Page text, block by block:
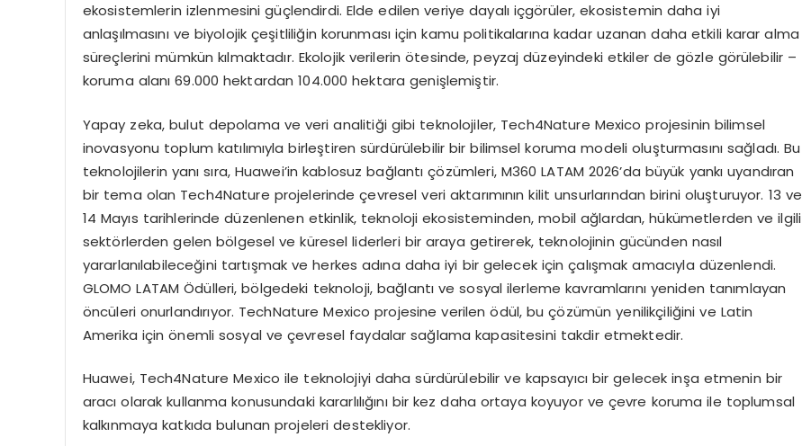
ekosistemlerin izlenmesini güçlendirdi. Elde edilen veriye dayalı içgörüler, ekosistemin daha iyi
anlaşılmasını ve biyolojik çeşitliliğin korunması için kamu politikalarına kadar uzanan daha etkili karar alma
süreçlerini mümkün kılmaktadır. Ekolojik verilerin ötesinde, peyzaj düzeyindeki etkiler de gözle görülebilir –
koruma alanı 69.000 hektardan 104.000 hektara genişlemiştir.
Yapay zeka, bulut depolama ve veri analitiği gibi teknolojiler, Tech4Nature Mexico projesinin bilimsel
inovasyonu toplum katılımıyla birleştiren sürdürülebilir bir bilimsel koruma modeli oluşturmasını sağladı. Bu
teknolojilerin yanı sıra, Huawei’in kablosuz bağlantı çözümleri, M360 LATAM 2026’da büyük yankı uyandıran
bir tema olan Tech4Nature projelerinde çevresel veri aktarımının kilit unsurlarından birini oluşturuyor. 13 ve
14 Mayıs tarihlerinde düzenlenen etkinlik, teknoloji ekosisteminden, mobil ağlardan, hükümetlerden ve ilgili
sektörlerden gelen bölgesel ve küresel liderleri bir araya getirerek, teknolojinin gücünden nasıl
yararlanılabileceğini tartışmak ve herkes adına daha iyi bir gelecek için çalışmak amacıyla düzenlendi.
GLOMO LATAM Ödülleri, bölgedeki teknoloji, bağlantı ve sosyal ilerleme kavramlarını yeniden tanımlayan
öncüleri onurlandırıyor. TechNature Mexico projesine verilen ödül, bu çözümün yenilikçiliğini ve Latin
Amerika için önemli sosyal ve çevresel faydalar sağlama kapasitesini takdir etmektedir.
Huawei, Tech4Nature Mexico ile teknolojiyi daha sürdürülebilir ve kapsayıcı bir gelecek inşa etmenin bir
aracı olarak kullanma konusundaki kararlılığını bir kez daha ortaya koyuyor ve çevre koruma ile toplumsal
kalkınmaya katkıda bulunan projeleri destekliyor.